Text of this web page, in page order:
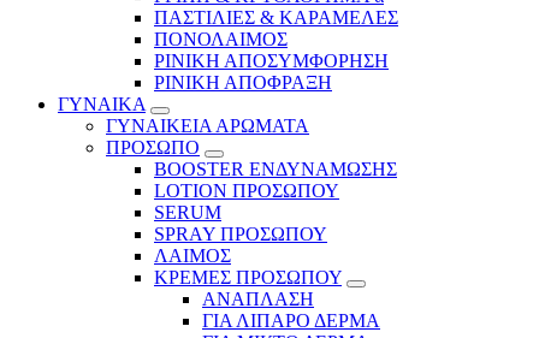
ΠΑΣΤΙΛΙΕΣ & ΚΑΡΑΜΕΛΕΣ
ΠΟΝΟΛΑΙΜΟΣ
ΡΙΝΙΚΗ ΑΠΟΣΥΜΦΟΡΗΣΗ
ΡΙΝΙΚΗ ΑΠΟΦΡΑΞΗ
ΓΥΝΑΙΚΑ
ΓΥΝΑΙΚΕΙΑ ΑΡΩΜΑΤΑ
ΠΡΟΣΩΠΟ
BOOSTER ΕΝΔΥΝΑΜΩΣΗΣ
LOTION ΠΡΟΣΩΠΟΥ
SERUM
SPRAY ΠΡΟΣΩΠΟΥ
ΛΑΙΜΟΣ
ΚΡΕΜΕΣ ΠΡΟΣΩΠΟΥ
ΑΝΑΠΛΑΣΗ
ΓΙΑ ΛΙΠΑΡΟ ΔΕΡΜΑ